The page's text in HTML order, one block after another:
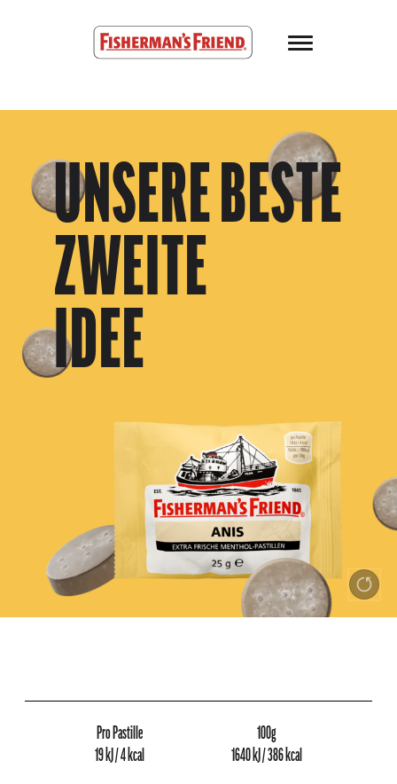
UNSERE BESTE
ZWEITE
IDEE
Pro Pastille
19 kJ / 4 kcal
100g
1640 kJ / 386 kcal